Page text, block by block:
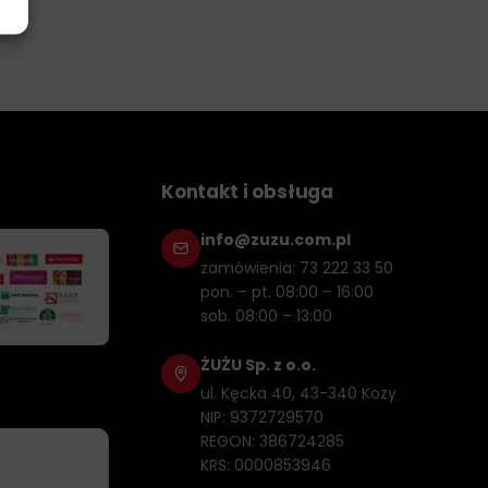
i utlenianiem, co przekłada się na dłuższą
do zapobiegania LSPI, co jest kluczowe dla
co przekłada się na oszczędność paliwa.
Chociaż zostały zaprojektowane z myślą o
wyborem dla kierowców. Zawsze
Kontakt i obsługa
info@zuzu.com.pl
zamówienia: 73 222 33 50
pon. – pt. 08:00 – 16:00
sob. 08:00 – 13:00
ŻUŻU Sp. z o.o.
ul. Kęcka 40, 43-340 Kozy
NIP: 9372729570
REGON: 386724285
KRS: 0000853946